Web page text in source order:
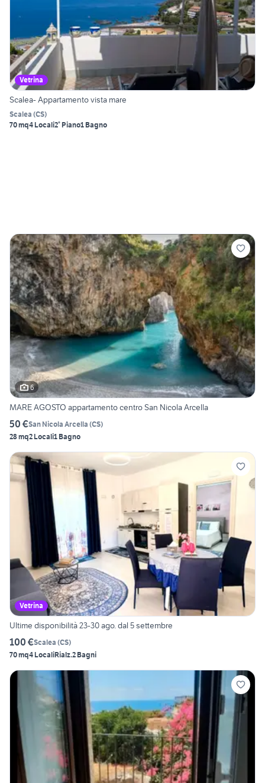
Vetrina
Scalea- Appartamento vista mare
Scalea (CS)
70 mq4 Locali2° Piano1 Bagno
6
MARE AGOSTO appartamento centro San Nicola Arcella
50 €San Nicola Arcella (CS)
28 mq2 Locali1 Bagno
Vetrina
Ultime disponibilità 23-30 ago. dal 5 settembre
100 €Scalea (CS)
70 mq4 LocaliRialz.2 Bagni